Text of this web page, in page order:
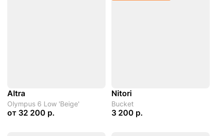
Altra
Olympus 6 Low 'Beige'
от 32 200 р.
Nitori
Bucket
3 200 р.